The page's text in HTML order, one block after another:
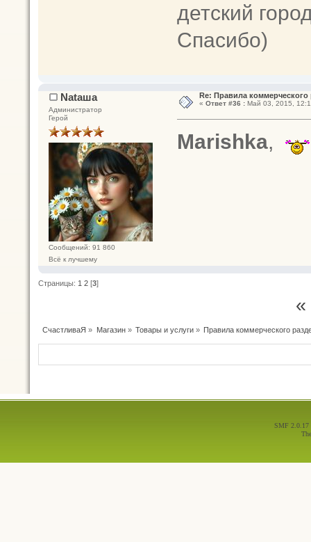
детский
Спасибо)
Nataшa
Администратор
Герой
Сообщений: 91 860
Всё к лучшему
Re: Правила коммерческого
« Ответ #36 :Май 03, 2015,
Marishka,
Страницы: 1 2 [3]
СчастливаЯ » Магазин» Товары и услуги» Правила коммерческого
SMF 2.0.17